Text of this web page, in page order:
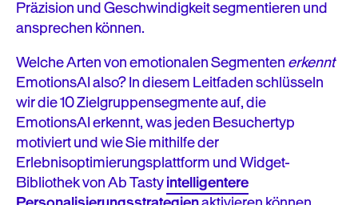
Präzision und Geschwindigkeit segmentieren und
ansprechen können.
Welche Arten von emotionalen Segmentenerkennt
EmotionsAI also? In diesem Leitfaden schlüsseln
wir die 10 Zielgruppensegmente auf, die
EmotionsAI erkennt, was jeden Besuchertyp
motiviert und wie Sie mithilfe der
Erlebnisoptimierungsplattform und Widget-
Bibliothek von Ab Tastyintelligentere